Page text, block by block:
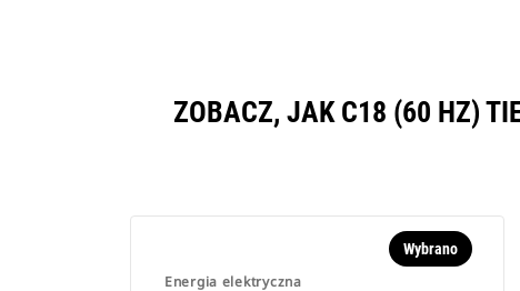
ZOBACZ, JAK C18 (60 HZ)
Energia elektryczna
Wybrano